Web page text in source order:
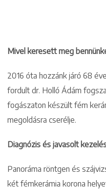
Mivel keresett meg
2016 óta hozzánk járó 68
fordult dr. Holló Ádám
fogászaton készült fém
megoldásra cserélje.
Diagnózis és javasolt
Panoráma röntgen és
két fémkerámia korona